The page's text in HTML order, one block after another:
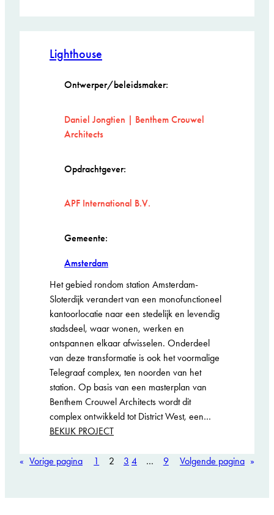
Lighthouse
Ontwerper/beleidsmaker:
Daniel Jongtien | Benthem Crouwel
Architects
Opdrachtgever:
APF International B.V.
Gemeente:
Amsterdam
Het gebied rondom station Amsterdam-
Sloterdijk verandert van een monofunctioneel
kantoorlocatie naar een stedelijk en levendig
stadsdeel, waar wonen, werken en
ontspannen elkaar afwisselen. Onderdeel
van deze transformatie is ook het voormalige
Telegraaf complex, ten noorden van het
station. Op basis van een masterplan van
Benthem Crouwel Architects wordt dit
complex ontwikkeld tot District West, een…
BEKIJK PROJECT:
« Vorige pagina 1 2 3 4 … 9 Volgende pagina »